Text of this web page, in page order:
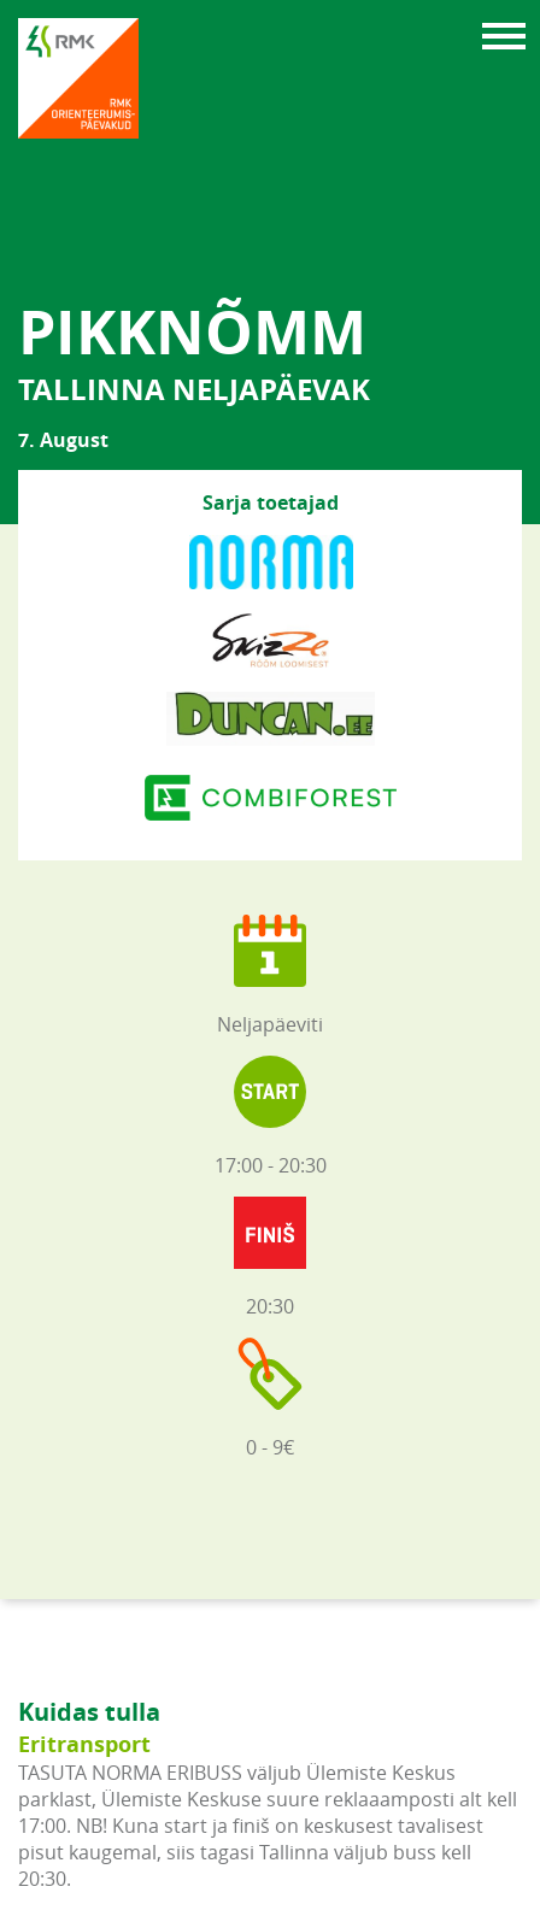
PIKKNÕMM
TALLINNA NELJAPÄEVAK
7. August
Sarja toetajad
Neljapäeviti
17:00 - 20:30
20:30
0 - 9€
Kuidas tulla
Eritransport
TASUTA NORMA ERIBUSS väljub Ülemiste Keskus
parklast, Ülemiste Keskuse suure reklaaamposti alt kell
17:00. NB! Kuna start ja finiš on keskusest tavalisest
pisut kaugemal, siis tagasi Tallinna väljub buss kell
20:30.